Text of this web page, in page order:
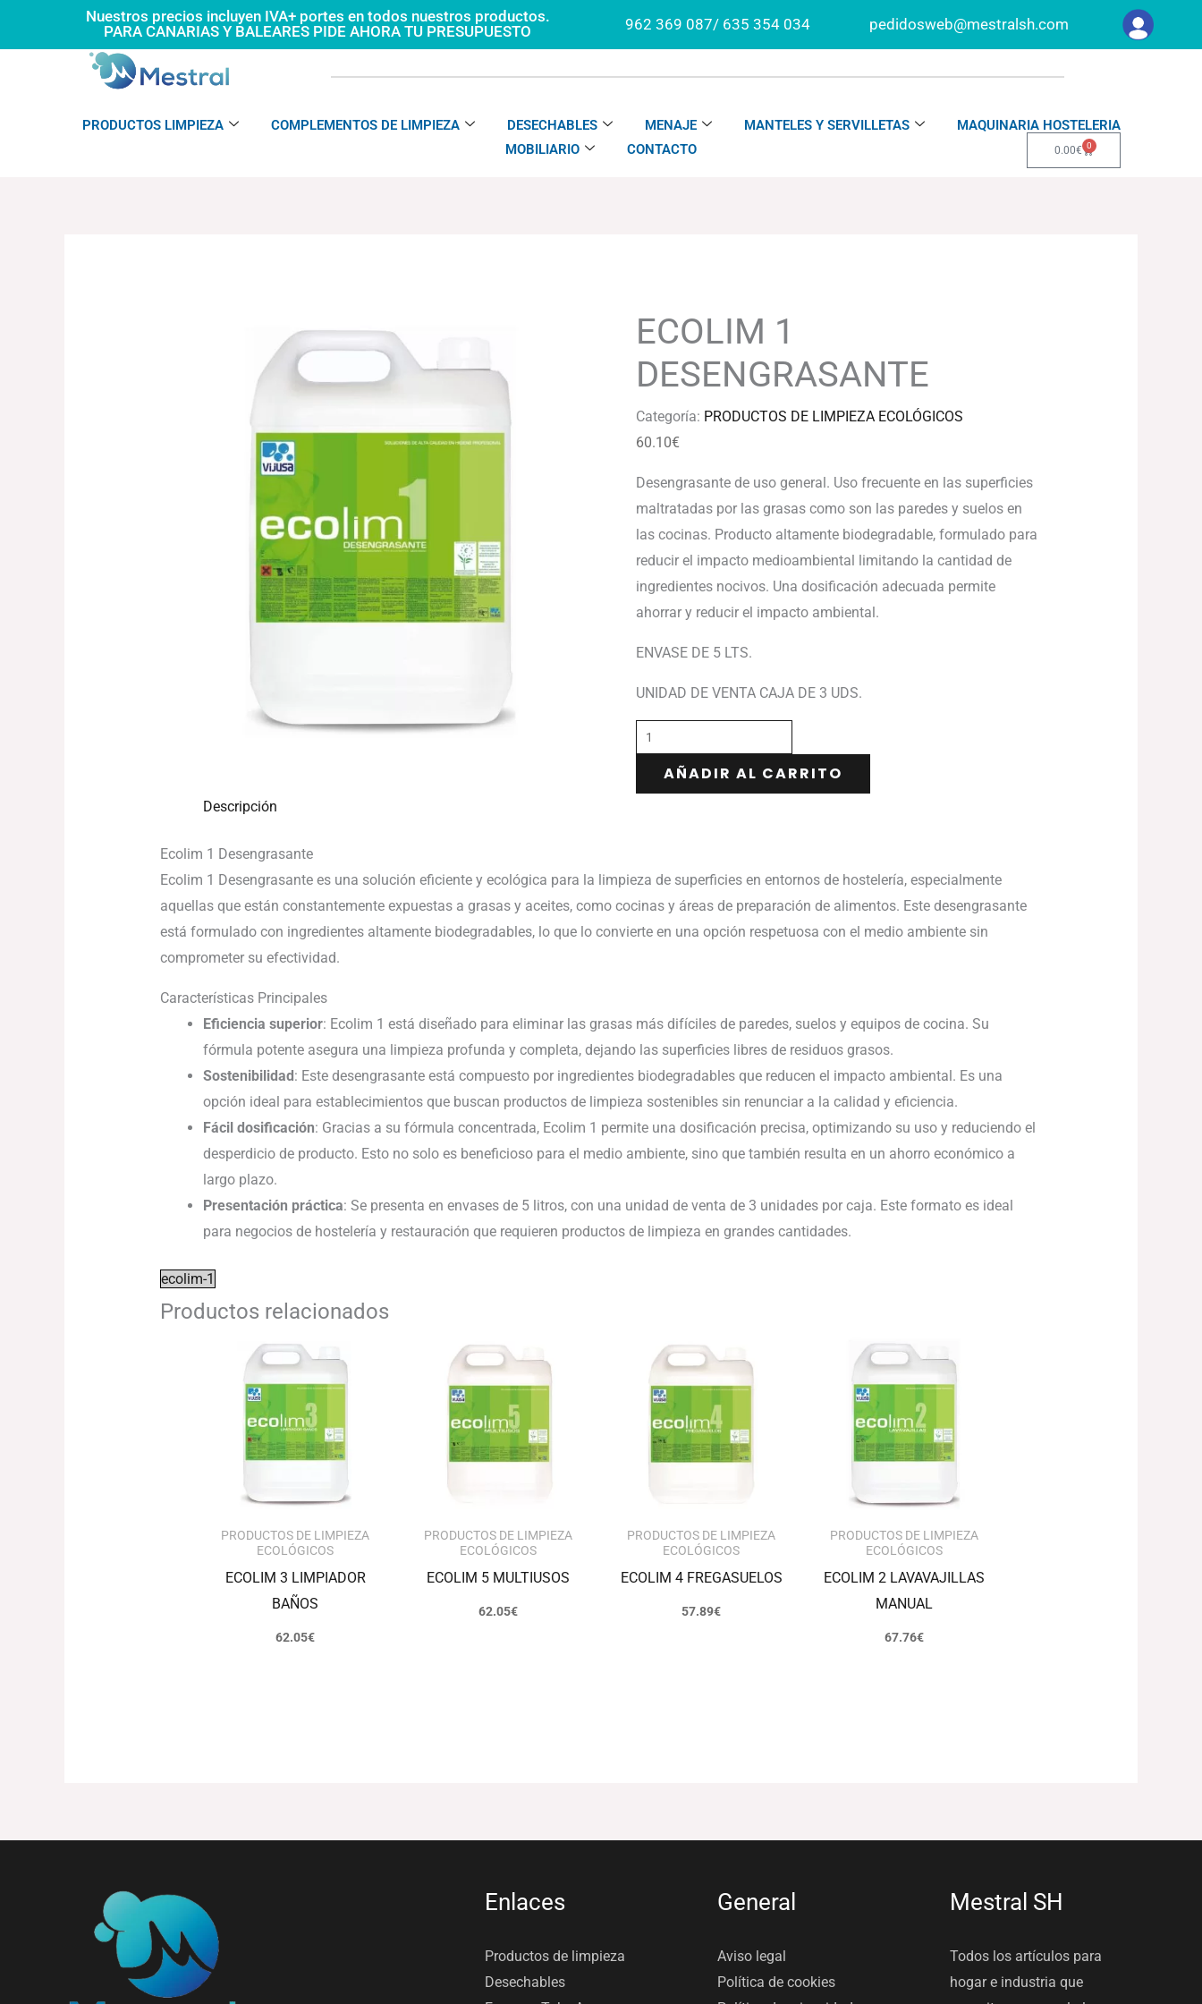
Nuestros precios incluyen IVA+ portes en todos nuestros productos.
PARA CANARIAS Y BALEARES PIDE AHORA TU PRESUPUESTO
962 369 087/ 635 354 034 pedidosweb@mestralsh.com
PRODUCTOS LIMPIEZA COMPLEMENTOS DE LIMPIEZA DESECHABLES MENAJE MANTELES Y SERVILLETAS
MAQUINARIA HOSTELERIA
MOBILIARIO
CONTACTO 0.00€ 0
Carrito
ECOLIM 1
DESENGRASANTE
Categoría: PRODUCTOS DE LIMPIEZA ECOLÓGICOS
60.10€
Desengrasante de uso general. Uso frecuente en las superficies
maltratadas por las grasas como son las paredes y suelos en
las cocinas. Producto altamente biodegradable, formulado para
reducir el impacto medioambiental limitando la cantidad de
ingredientes nocivos. Una dosificación adecuada permite
ahorrar y reducir el impacto ambiental.
ENVASE DE 5 LTS.
UNIDAD DE VENTA CAJA DE 3 UDS.
cantidad
AÑADIR AL CARRITO
Descripción
Ecolim 1 Desengrasante
Ecolim 1 Desengrasante es una solución eficiente y ecológica para la limpieza de superficies en entornos de hostelería, especialmente
aquellas que están constantemente expuestas a grasas y aceites, como cocinas y áreas de preparación de alimentos. Este desengrasante
está formulado con ingredientes altamente biodegradables, lo que lo convierte en una opción respetuosa con el medio ambiente sin
comprometer su efectividad.
Características Principales
Eficiencia superior: Ecolim 1 está diseñado para eliminar las grasas más difíciles de paredes, suelos y equipos de cocina. Su
fórmula potente asegura una limpieza profunda y completa, dejando las superficies libres de residuos grasos.
Sostenibilidad : Este desengrasante está compuesto por ingredientes biodegradables que reducen el impacto ambiental. Es una
opción ideal para establecimientos que buscan productos de limpieza sostenibles sin renunciar a la calidad y eficiencia.
Fácil dosificación: Gracias a su fórmula concentrada, Ecolim 1 permite una dosificación precisa, optimizando su uso y reduciendo el
desperdicio de producto. Esto no solo es beneficioso para el medio ambiente, sino que también resulta en un ahorro económico a
largo plazo.
Presentación práctica: Se presenta en envases de 5 litros, con una unidad de venta de 3 unidades por caja. Este formato es ideal
para negocios de hostelería y restauración que requieren productos de limpieza en grandes cantidades.
ecolim-1
Productos relacionados
PRODUCTOS DE LIMPIEZA
ECOLÓGICOS
ECOLIM 3 LIMPIADOR
BAÑOS
62.05€
PRODUCTOS DE LIMPIEZA
ECOLÓGICOS
ECOLIM 5 MULTIUSOS
62.05€
PRODUCTOS DE LIMPIEZA
ECOLÓGICOS
ECOLIM 4 FREGASUELOS
57.89€
PRODUCTOS DE LIMPIEZA
ECOLÓGICOS
ECOLIM 2 LAVAVAJILLAS
MANUAL
67.76€
Enlaces
Productos de limpieza
Desechables
General
Aviso legal
Política de cookies
Mestral SH
Todos los artículos para
hogar e industria que